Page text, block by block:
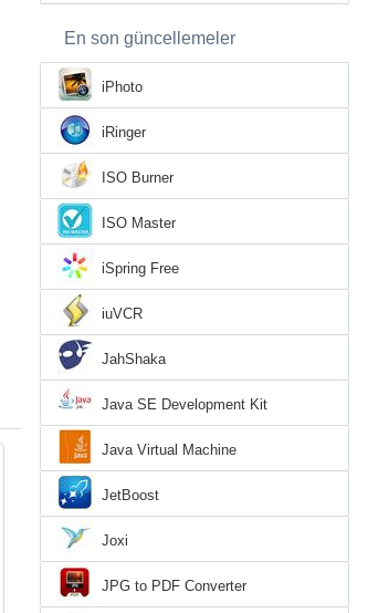
En son güncellemeler
iPhoto
iRinger
ISO Burner
ISO Master
iSpring Free
iuVCR
JahShaka
Java SE Development Kit
Java Virtual Machine
JetBoost
Joxi
JPG to PDF Converter